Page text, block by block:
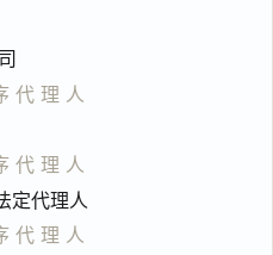
代理人
代理人
定代理人
代理人